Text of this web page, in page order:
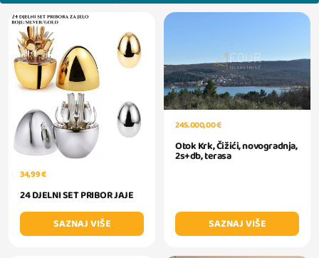
34,99 €
24 DJELNI SET PRIBOR JAJE
SAZNAJ VIŠE
245.000,00 €
Otok Krk, Čižići, novogradnja,
2s+db, terasa
SAZNAJ VIŠE